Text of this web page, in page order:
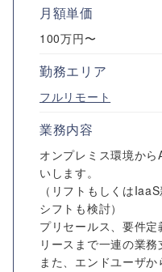
月額単価
100万円〜
勤務エリア
フルリモート
業務内容
オンプレミス環境か
いします。
（リフトもしくは
シフトも検討）
プリセールス、要件
リースまで一連の業務
また、エンドユーザか